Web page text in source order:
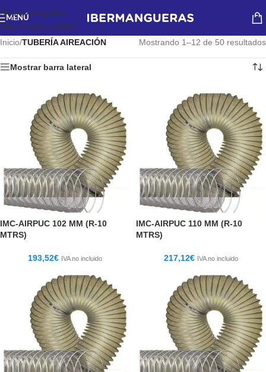
Skip to navigation
Skip to main content
MENÚ
Inicio/TUBERÍA AIREACIÓN Mostrando 1–12 de 50 resultados
Mostrar barra lateral
IMC-AIRPUC 102 MM (R-10
MTRS)
193,52€ IVA no incluido
IMC-AIRPUC 110 MM (R-10
MTRS)
217,12€ IVA no incluido